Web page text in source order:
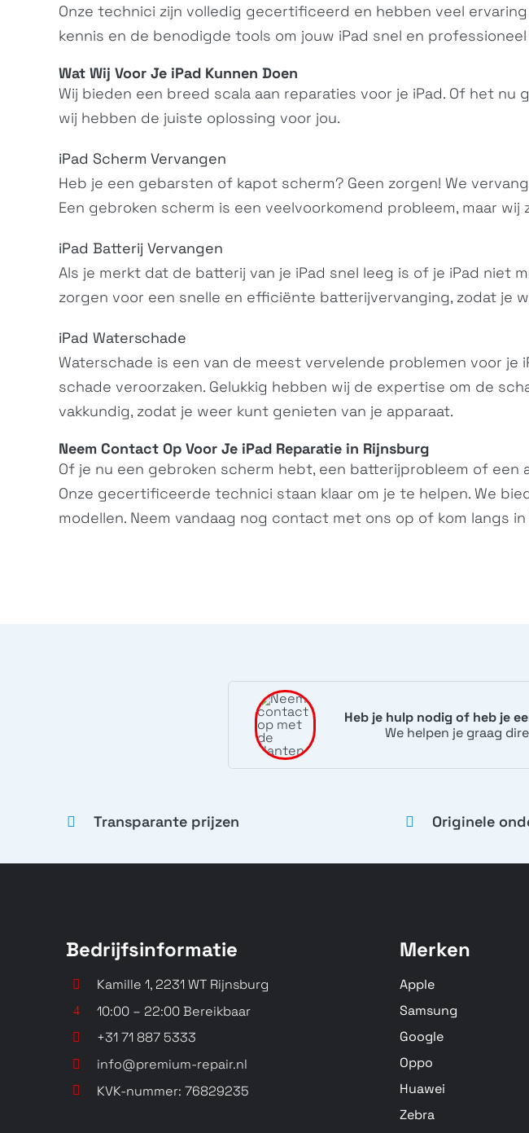
Onze technici zijn volledig gecertificeerd en hebben veel
kennis en de benodigde tools om jouw iPad snel en
Wat Wij Voor Je iPad Kunnen Doen
Wij bieden een breed scala aan reparaties voor je iPad. Of het
wij hebben de juiste oplossing voor jou.
iPad Scherm Vervangen
Heb je een gebarsten of kapot scherm? Geen zorgen! We
Een gebroken scherm is een veelvoorkomend probleem, maar
iPad Batterij Vervangen
Als je merkt dat de batterij van je iPad snel leeg is of je iPad niet
zorgen voor een snelle en efficiënte batterijvervanging, zodat je
iPad Waterschade
Waterschade is een van de meest vervelende problemen voor je
schade veroorzaken. Gelukkig hebben wij de expertise om de
vakkundig, zodat je weer kunt genieten van je apparaat.
Neem Contact Op Voor Je iPad Reparatie in Rijnsburg
Of je nu een gebroken scherm hebt, een batterijprobleem of
Onze gecertificeerde technici staan klaar om je te helpen. We
modellen. Neem vandaag nog contactmet ons op of kom langs in
Heb je hulp nodig of heb je
We helpen je graag
Transparante prijzen Originele
Bedrijfsinformatie
Kamille 1, 2231 WT Rijnsburg
10:00 – 22:00 Bereikbaar
+31 71 887 5333
info@premium-repair.nl
KVK-nummer: 76829235
Merken
Apple
Samsung
Google
Oppo
Huawei
Zebra